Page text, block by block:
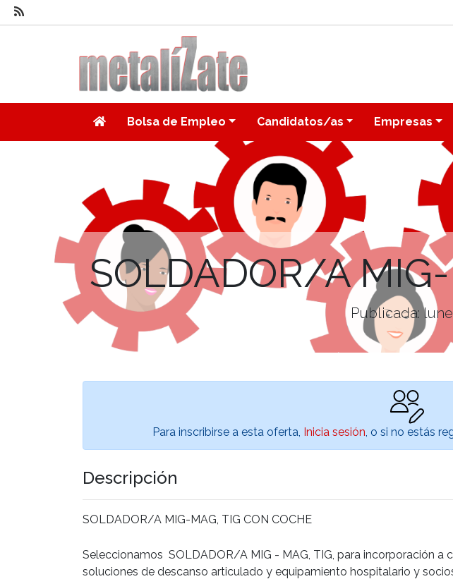
Bolsa de Empleo Candidatos/as Empresas
SOLDADOR/A
Publicada:
Para inscribirse a esta oferta, Inicia sesión , o si no estás
Descripción
SOLDADOR/A MIG-MAG, TIG CON COCHE
Seleccionamos SOLDADOR/A MIG - MAG, TIG, para incorporación a
soluciones de descanso articulado y equipamiento hospitalario y